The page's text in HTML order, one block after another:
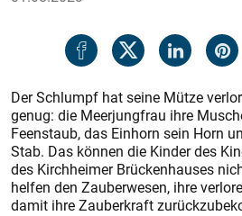
Der Schlumpf hat seine Mütze
genug: die Meerjungfrau ihre
Feenstaub, das Einhorn sein Horn
Stab. Das können die Kinder des
des Kirchheimer Brückenhauses
helfen den Zauberwesen, ihre
damit ihre Zauberkraft